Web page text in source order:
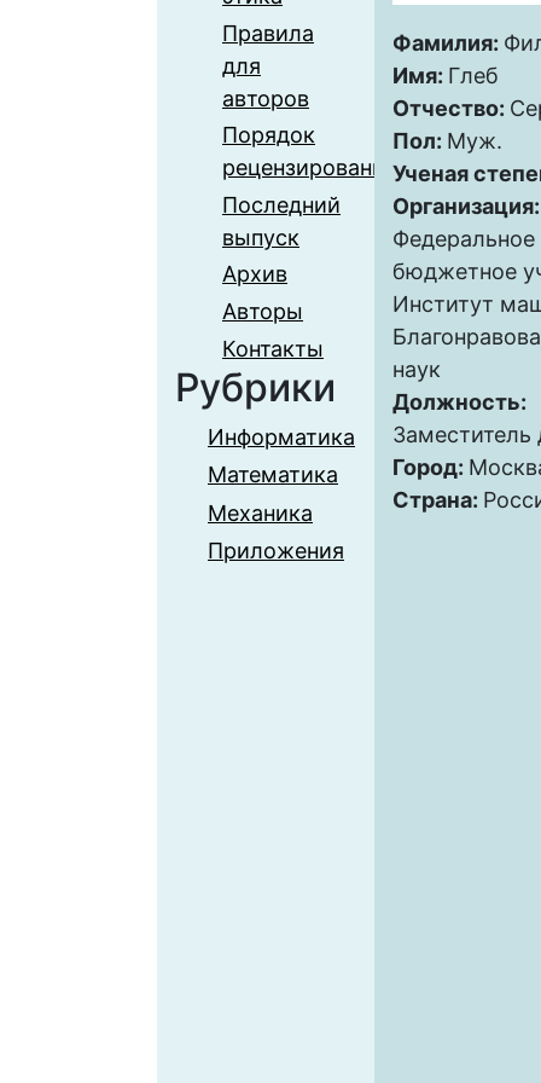
Правила
для
авторов
Порядок
рецензирования
Последний
выпуск
Архив
Авторы
Контакты
Рубрики
Информатика
Математика
Механика
Приложения
Фамилия:
Имя: Глеб
Отчество:
Пол: Муж.
Ученая
Федеральное
бюджетное
Институт
наук
Должность:
Заместитель
Город:
Страна: